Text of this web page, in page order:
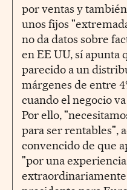
por ventas y
unos fijos
no da datos sobre
en EE UU, sí apunta
parecido a un
márgenes de entre
cuando el negocio
Por ello,
para ser rentables",
convencido de que
"por una